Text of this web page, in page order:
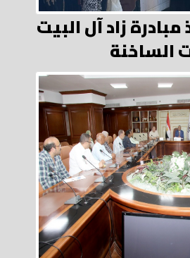
زاد آل البيت
الساخنة